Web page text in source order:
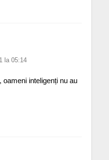
la 05:14
inteligenți nu au